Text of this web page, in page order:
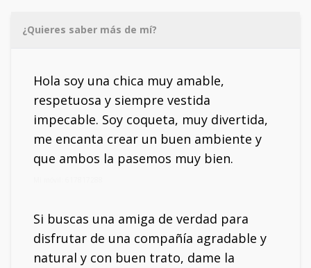
¿Quieres saber más de mí?
Hola soy una chica muy amable,
respetuosa y siempre vestida
impecable. Soy coqueta, muy divertida,
me encanta crear un buen ambiente y
que ambos la pasemos muy bien.
Si buscas una amiga de verdad para
disfrutar de una compañía agradable y
natural y con buen trato, dame la